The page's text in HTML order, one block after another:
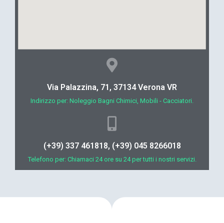
Via Palazzina, 71, 37134 Verona VR
Indirizzo per: Noleggio Bagni Chimici, Mobili - Cacciatori.
(+39) 337 461818, (+39) 045 8266018
Telefono per: Chiamaci 24 ore su 24 per tutti i nostri servizi.